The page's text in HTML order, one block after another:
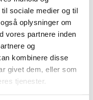
sociale medier og til
oplysninger om
vores partnere inden
og
kombinere disse
givet dem, eller som
tjenester.
hos os i Skt.
Du skal kunne
Der er
du deltager er gratis
Ægidius på
information :-)